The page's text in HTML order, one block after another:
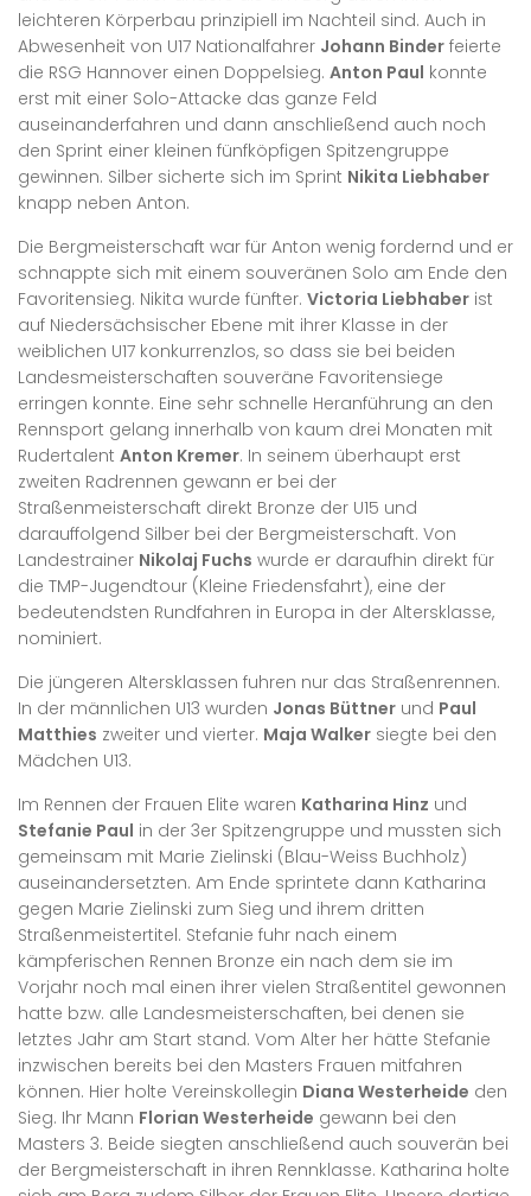
leichteren Körperbau prinzipiell im Nachteil sind. Auch in
Abwesenheit von U17 Nationalfahrer Johann Binder feierte
die RSG Hannover einen Doppelsieg. Anton Paul konnte
erst mit einer Solo-Attacke das ganze Feld
auseinanderfahren und dann anschließend auch noch
den Sprint einer kleinen fünfköpfigen Spitzengruppe
gewinnen. Silber sicherte sich im Sprint Nikita Liebhaber
knapp neben Anton.
Die Bergmeisterschaft war für Anton wenig fordernd und er
schnappte sich mit einem souveränen Solo am Ende den
Favoritensieg. Nikita wurde fünfter. Victoria Liebhaber ist
auf Niedersächsischer Ebene mit ihrer Klasse in der
weiblichen U17 konkurrenzlos, so dass sie bei beiden
Landesmeisterschaften souveräne Favoritensiege
erringen konnte. Eine sehr schnelle Heranführung an den
Rennsport gelang innerhalb von kaum drei Monaten mit
Rudertalent Anton Kremer. In seinem überhaupt erst
zweiten Radrennen gewann er bei der
Straßenmeisterschaft direkt Bronze der U15 und
darauffolgend Silber bei der Bergmeisterschaft. Von
Landestrainer Nikolaj Fuchs wurde er daraufhin direkt für
die TMP-Jugendtour (Kleine Friedensfahrt), eine der
bedeutendsten Rundfahren in Europa in der Altersklasse,
nominiert.
Die jüngeren Altersklassen fuhren nur das Straßenrennen.
In der männlichen U13 wurden Jonas Büttner und Paul
Matthies zweiter und vierter. Maja Walker siegte bei den
Mädchen U13.
Im Rennen der Frauen Elite waren Katharina Hinz und
Stefanie Paul in der 3er Spitzengruppe und mussten sich
gemeinsam mit Marie Zielinski (Blau-Weiss Buchholz)
auseinandersetzten. Am Ende sprintete dann Katharina
gegen Marie Zielinski zum Sieg und ihrem dritten
Straßenmeistertitel. Stefanie fuhr nach einem
kämpferischen Rennen Bronze ein nach dem sie im
Vorjahr noch mal einen ihrer vielen Straßentitel gewonnen
hatte bzw. alle Landesmeisterschaften, bei denen sie
letztes Jahr am Start stand. Vom Alter her hätte Stefanie
inzwischen bereits bei den Masters Frauen mitfahren
können. Hier holte Vereinskollegin Diana Westerheide den
Sieg. Ihr Mann Florian Westerheide gewann bei den
Masters 3. Beide siegten anschließend auch souverän bei
der Bergmeisterschaft in ihren Rennklasse. Katharina holte